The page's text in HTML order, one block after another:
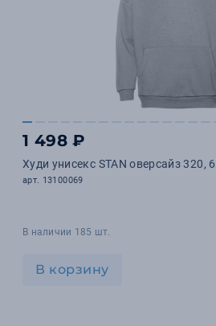
1 498 ₽
Худи унисекс STAN оверсайз 320,
арт. 13100069
В наличии 185 шт.
В корзину